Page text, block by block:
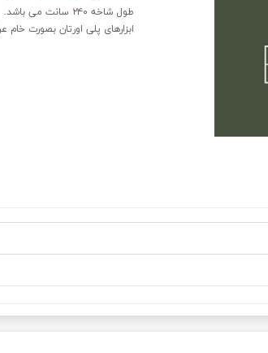
طول شاخه ۲۴۰ سانت می باشد.
ابزارهای پلی اورتان بصورت